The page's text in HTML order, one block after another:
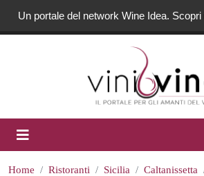
Un portale del network Wine Idea. Scopri
Home Ristoranti Sicilia Caltanissetta